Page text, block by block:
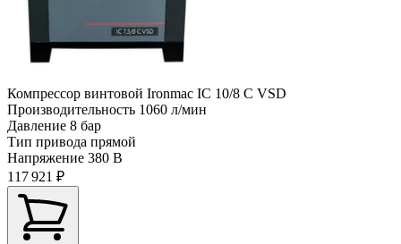
Компрессор винтовой Ironmac IC 10/8 C VSD
Производительность 1060 л/мин
Давление 8 бар
Тип привода прямой
Напряжение 380 В
117 921 ₽